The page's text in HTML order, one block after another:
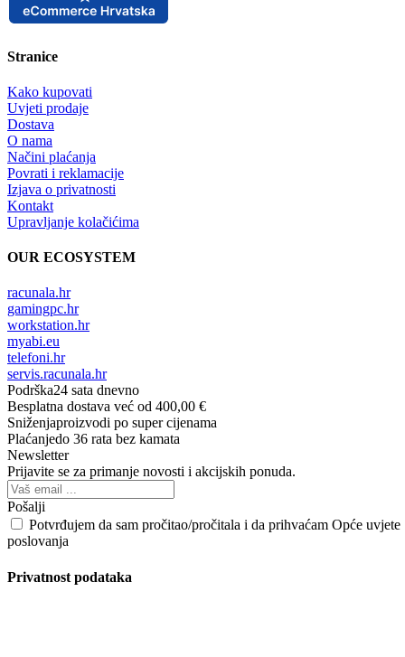
Stranice
Kako kupovati
Uvjeti prodaje
Dostava
O nama
Načini plaćanja
Povrati i reklamacije
Izjava o privatnosti
Kontakt
Upravljanje kolačićima
OUR ECOSYSTEM
racunala.hr
gamingpc.hr
workstation.hr
myabi.eu
telefoni.hr
servis.racunala.hr
Podrška24 sata dnevno
Besplatna dostava već od 400,00 €
Sniženjaproizvodi po super cijenama
Plaćanjedo 36 rata bez kamata
Newsletter
Prijavite se za primanje novosti i akcijskih ponuda.
Pošalji
Potvrđujem da sam pročitao/pročitala i da prihvaćam Opće uvjete
poslovanja
Privatnost podataka